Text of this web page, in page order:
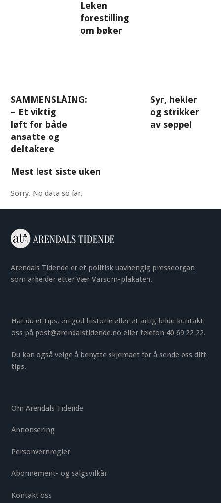
SAMMENSLÅING:
– Et viktig
løft for både
ansatte og
deltakere
Leken
forestilling
om bøker
Syr, hekler
og strikker
av søppel
Mest lest siste uken
Sorry. No data so far.
Arendals Tidende er et politisk uavhengig presseorgan
som arbeider etter Vær Varsom-plakaten.
Har du et tips, en god historie eller et artig bilde kontakt
oss på post@arendalstidende.no eller telefon 40 69 22 22.
Du kan også velge å benytte skjemaet for å sende oss ditt
tips.
Om Arendals Tidende
Annonsering
Personvernregler
Abonnement- og salgsvilkår
Kontakt oss